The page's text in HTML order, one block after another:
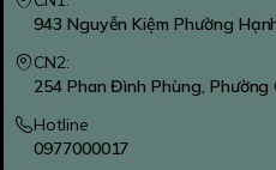
943 Nguyễn Kiệm Phường
CN2:
254 Phan Đình Phùng, Phường
Hotline
0977000017